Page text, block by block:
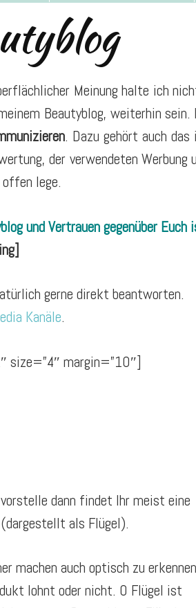
Meinung halte ich
Beautyblog, weiterhin sein.
. Dazu gehört auch das
der verwendeten Werbung
lege.
und Vertrauen gegenüber Euch
gerne direkt beantworten.
Kanäle.
size=”4″ margin=”10″]
dann findet Ihr meist eine
(dargestellt als Flügel).
machen auch optisch zu
lohnt oder nicht. 0 Flügel ist